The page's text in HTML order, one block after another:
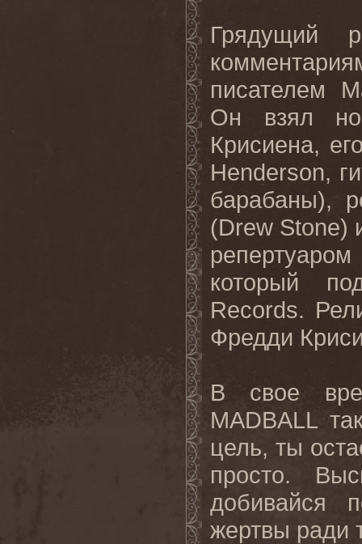
Грядущий
писателем
Он взял
Крисиена,
Henderson,
барабаны),
(Drew Stone)
который
Records.
Фредди
В свое
MADBALL
цель, ты
просто.
добивайся
жертвы ради